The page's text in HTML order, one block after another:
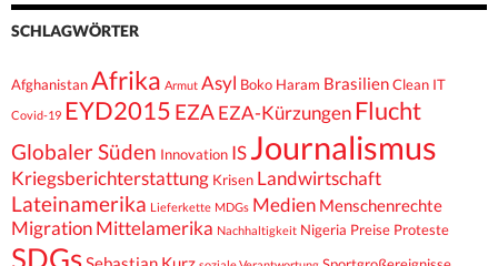
SCHLAGWÖRTER
AfghanistanAfrika Armut Asyl Boko Haram BrasilienClean IT
Covid-19 EYD2015 EZA EZA-Kürzungen Flucht
Globaler Süden Innovation IS Journalismus
Kriegsberichterstattung Krisen Landwirtschaft
Lateinamerika Lieferkette MDGs Medien Menschenrechte
Migration Mittelamerika Nachhaltigkeit Nigeria Preise Proteste
SDGs